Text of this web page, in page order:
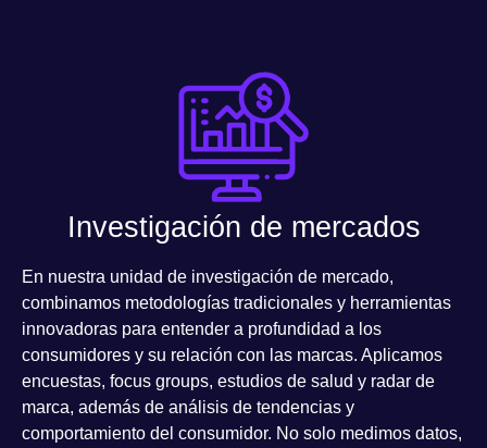
Investigación de mercados
En nuestra unidad de investigación de mercado,
combinamos metodologías tradicionales y herramientas
innovadoras para entender a profundidad a los
consumidores y su relación con las marcas. Aplicamos
encuestas, focus groups, estudios de salud y radar de
marca, además de análisis de tendencias y
comportamiento del consumidor. No solo medimos datos,